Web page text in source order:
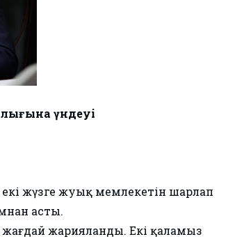
үндеуі
жүзге жуық мемлекетін шарлап
асты.
жағдай жарияланды. Екі қаламыз